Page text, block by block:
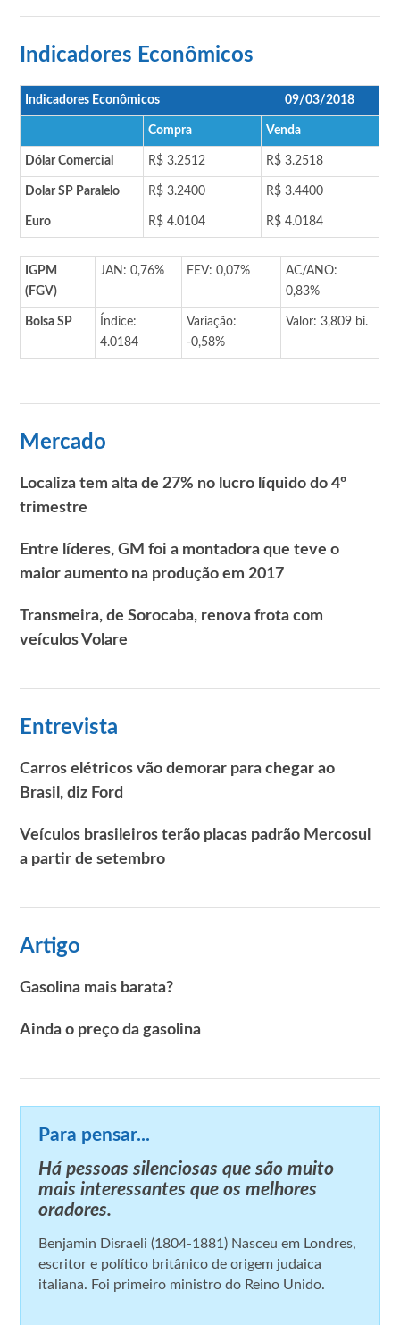
Indicadores Econômicos
Indicadores Econômicos 09/03/2018
Compra Venda
Dólar Comercial R$ 3.2512 R$ 3.2518
Dolar SP Paralelo R$ 3.2400 R$ 3.4400
Euro R$ 4.0104 R$ 4.0184
IGPM
(FGV)
JAN: 0,76% FEV: 0,07%
AC/ANO:
0,83%
Bolsa SP
Índice:
4.0184
Variação:
-0,58%
Valor: 3,809 bi.
Mercado
Localiza tem alta de 27% no lucro líquido do 4º
trimestre
Entre líderes, GM foi a montadora que teve o
maior aumento na produção em 2017
Transmeira, de Sorocaba, renova frota com
veículos Volare
Entrevista
Carros elétricos vão demorar para chegar ao
Brasil, diz Ford
Veículos brasileiros terão placas padrão Mercosul
a partir de setembro
Artigo
Gasolina mais barata?
Ainda o preço da gasolina
Para pensar...
Há pessoas silenciosas que são muito
mais interessantes que os melhores
oradores.
Benjamin Disraeli (1804-1881) Nasceu em Londres,
escritor e político britânico de origem judaica
italiana. Foi primeiro ministro do Reino Unido.